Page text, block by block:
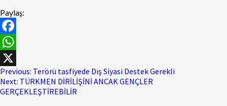
Paylaş:
Facebook
WhatsApp
X
Previous: Terörü tasfiyede Dış Siyasi Destek Gerekli
Next: TÜRKMEN DİRİLİŞİNİ ANCAK GENÇLER
GERÇEKLEŞTİREBİLİR